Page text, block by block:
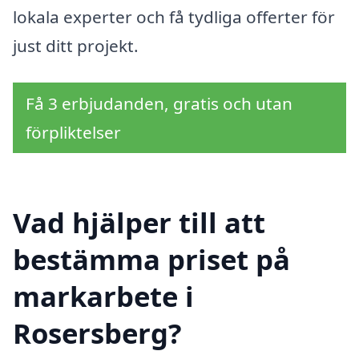
lokala experter och få tydliga offerter för
just ditt projekt.
Få 3 erbjudanden, gratis och utan
förpliktelser
Vad hjälper till att
bestämma priset på
markarbete i
Rosersberg?